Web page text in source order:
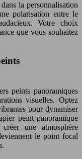
la personnalisation
polarisation entre le
Votre choix
que vous souhaitez
peints panoramiques
visuelles. Optez
pour dynamiser
peint panoramique
une atmosphère
le point focal